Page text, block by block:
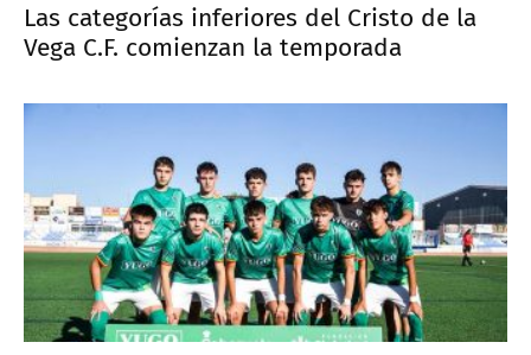
Las categorías inferiores del Cristo de la
Vega C.F. comienzan la temporada